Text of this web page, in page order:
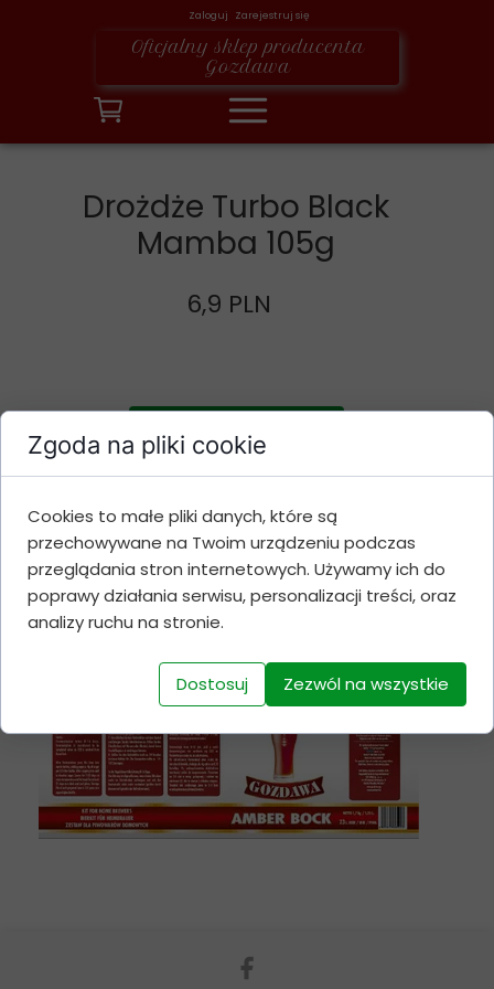
Zaloguj Zarejestruj się
Oficjalny sklep producenta
Gozdawa
Dodaj do koszyka
6,9 PLN
Drożdże Turbo Black
Mamba 105g
Zgoda na pliki cookie
Cookies to małe pliki danych, które są
przechowywane na Twoim urządzeniu podczas
przeglądania stron internetowych. Używamy ich do
poprawy działania serwisu, personalizacji treści, oraz
analizy ruchu na stronie.
Dostosuj Zezwól na wszystkie